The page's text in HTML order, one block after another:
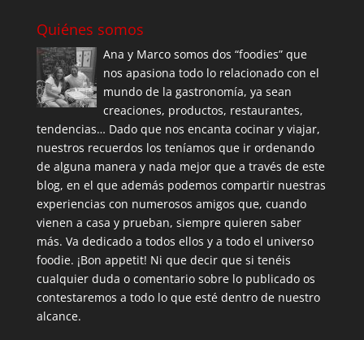
Quiénes somos
Ana y Marco somos dos “foodies” que
nos apasiona todo lo relacionado con el
mundo de la gastronomía, ya sean
creaciones, productos, restaurantes,
tendencias… Dado que nos encanta cocinar y viajar,
nuestros recuerdos los teníamos que ir ordenando
de alguna manera y nada mejor que a través de este
blog, en el que además podemos compartir nuestras
experiencias con numerosos amigos que, cuando
vienen a casa y prueban, siempre quieren saber
más. Va dedicado a todos ellos y a todo el universo
foodie. ¡Bon appetit! Ni que decir que si tenéis
cualquier duda o comentario sobre lo publicado os
contestaremos a todo lo que esté dentro de nuestro
alcance.